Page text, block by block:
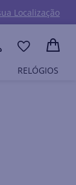
Localização
RELÓGIOS